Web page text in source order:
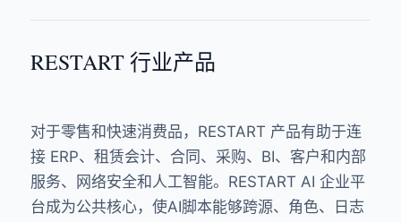
RESTART 行业产品
对于零售和快速消费品，RESTART 产品有助于连
接 ERP、租赁会计、合同、采购、BI、客户和内部
服务、网络安全和人工智能。RESTART AI 企业平
台成为公共核心，使AI脚本能够跨源、角色、日志